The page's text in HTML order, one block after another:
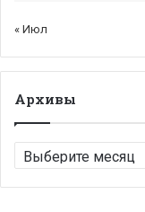
« Июл
Архивы
Архивы